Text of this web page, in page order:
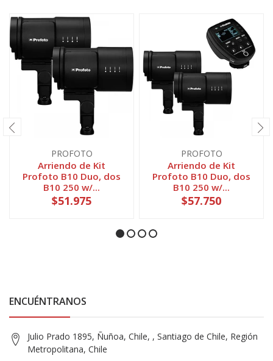
PROFOTO
Arriendo de Kit
Profoto B10 Duo, dos
B10 250 w/...
$51.975
PROFOTO
Arriendo de Kit
Profoto B10 Duo, dos
B10 250 w/...
$57.750
ENCUÉNTRANOS
Julio Prado 1895, Ñuñoa, Chile, , Santiago de Chile, Región
Metropolitana, Chile